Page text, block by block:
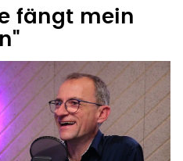
fängt mein